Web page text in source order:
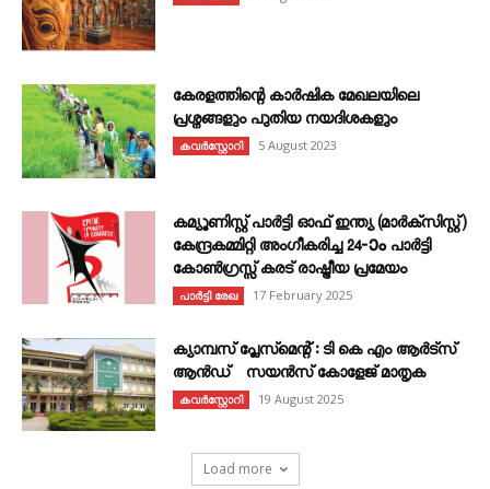
കേരളത്തിന്റെ കാർഷിക മേഖലയിലെ
പ്രശ്നങ്ങളും പുതിയ നയദിശകളും
കവര്‍സ്റ്റോറി 5 August 2023
കമ്യൂണിസ്റ്റ് പാർട്ടി ഓഫ് ഇന്ത്യ (മാർക്സിസ്റ്റ്)
കേന്ദ്രകമ്മിറ്റി അംഗീകരിച്ച 24‐ാം പാർട്ടി
കോൺഗ്രസ്സ് കരട് രാഷ്ട്രീയ പ്രമേയം
പാർട്ടി രേഖ 17 February 2025
ക്യാമ്പസ് പ്ലേസ്മെന്റ് : ടി കെ എം ആർട്സ്
ആൻഡ് സയൻസ് കോളേജ് മാതൃക
കവര്‍സ്റ്റോറി 19 August 2025
Load more